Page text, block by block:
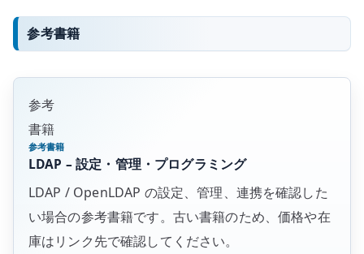
参考書籍
参考
書籍
参考書籍
LDAP – 設定・管理・プログラミング
LDAP / OpenLDAP の設定、管理、連携を確認した
い場合の参考書籍です。古い書籍のため、価格や在
庫はリンク先で確認してください。